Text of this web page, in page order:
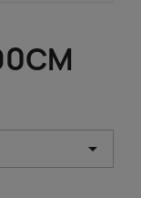
